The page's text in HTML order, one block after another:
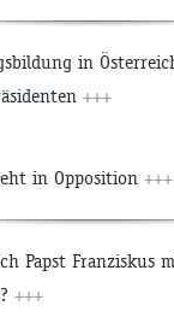
in
+++
in Opposition +++
Papst Franziskus
+++